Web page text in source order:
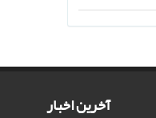
آخرین اخبار